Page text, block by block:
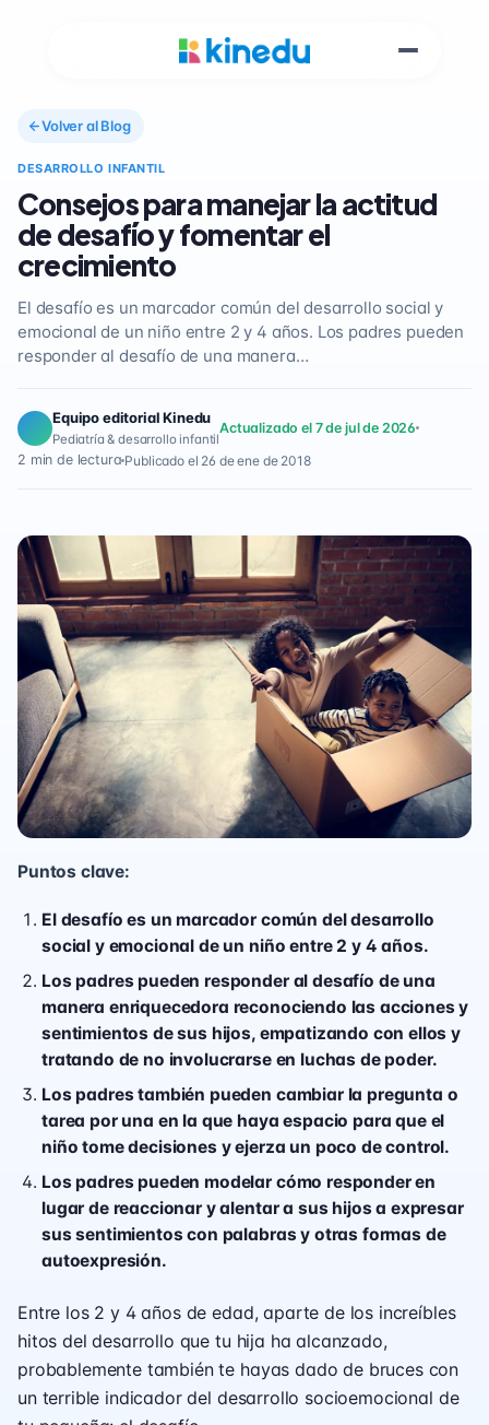
Volver al Blog
DESARROLLO INFANTIL
Consejos para manejar la actitud
de desafío y fomentar el
crecimiento
El desafío es un marcador común del desarrollo social y
emocional de un niño entre 2 y 4 años. Los padres pueden
responder al desafío de una manera…
Equipo editorial Kinedu
Pediatría & desarrollo infantil
Actualizado el 7 de jul de 2026
2 min de lectura Publicado el 26 de ene de 2018
Puntos clave:
El desafío es un marcador común del desarrollo
social y emocional de un niño entre 2 y 4 años.
Los padres pueden responder al desafío de una
manera enriquecedora reconociendo las acciones y
sentimientos de sus hijos, empatizando con ellos y
tratando de no involucrarse en luchas de poder.
Los padres también pueden cambiar la pregunta o
tarea por una en la que haya espacio para que el
niño tome decisiones y ejerza un poco de control.
Los padres pueden modelar cómo responder en
lugar de reaccionar y alentar a sus hijos a expresar
sus sentimientos con palabras y otras formas de
autoexpresión.
Entre los 2 y 4 años de edad, aparte de los increíbles
hitos del desarrollo que tu hija ha alcanzado,
probablemente también te hayas dado de bruces con
un terrible indicador del desarrollo socioemocional de